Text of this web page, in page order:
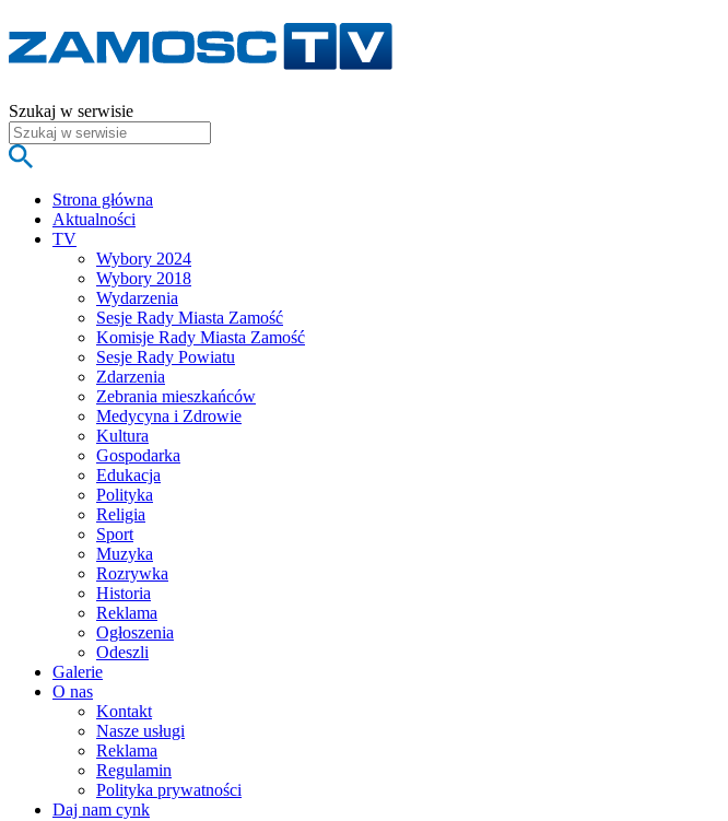
Szukaj w serwisie
Strona główna
Aktualności
TV
Wybory 2024
Wybory 2018
Wydarzenia
Sesje Rady Miasta Zamość
Komisje Rady Miasta Zamość
Sesje Rady Powiatu
Zdarzenia
Zebrania mieszkańców
Medycyna i Zdrowie
Kultura
Gospodarka
Edukacja
Polityka
Religia
Sport
Muzyka
Rozrywka
Historia
Reklama
Ogłoszenia
Odeszli
Galerie
O nas
Kontakt
Nasze usługi
Reklama
Regulamin
Polityka prywatności
Daj nam cynk